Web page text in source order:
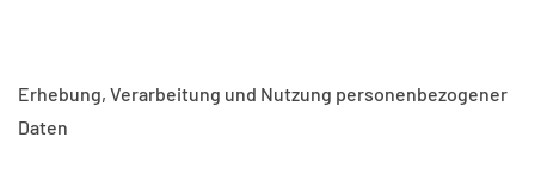
Erhebung, Verarbeitung und Nutzung personenbezogener
Daten